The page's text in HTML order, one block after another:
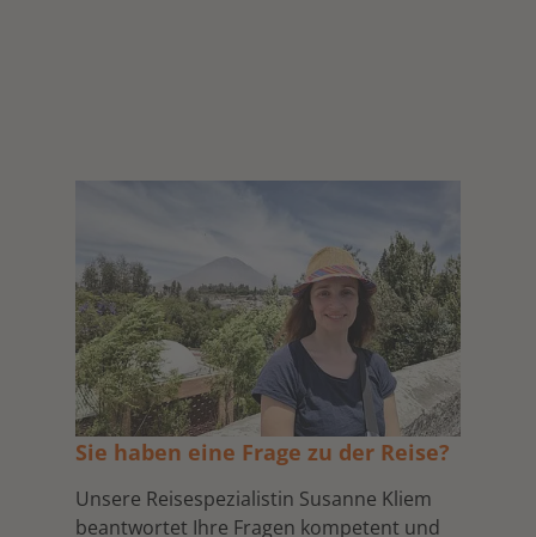
Sie haben eine Frage zu der Reise?
Unsere Reisespezialistin Susanne Kliem
beantwortet Ihre Fragen kompetent und